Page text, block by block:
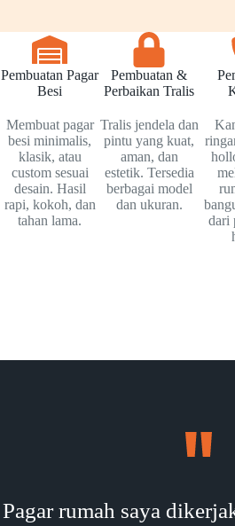
Pembuatan Pagar
Besi
Membuat pagar
besi minimalis,
klasik, atau
custom sesuai
desain. Hasil
rapi, kokoh, dan
tahan lama.
Pembuatan &
Perbaikan Tralis
Tralis jendela dan
pintu yang kuat,
aman, dan
estetik. Tersedia
berbagai model
dan ukuran.
dari
Pagar rumah saya